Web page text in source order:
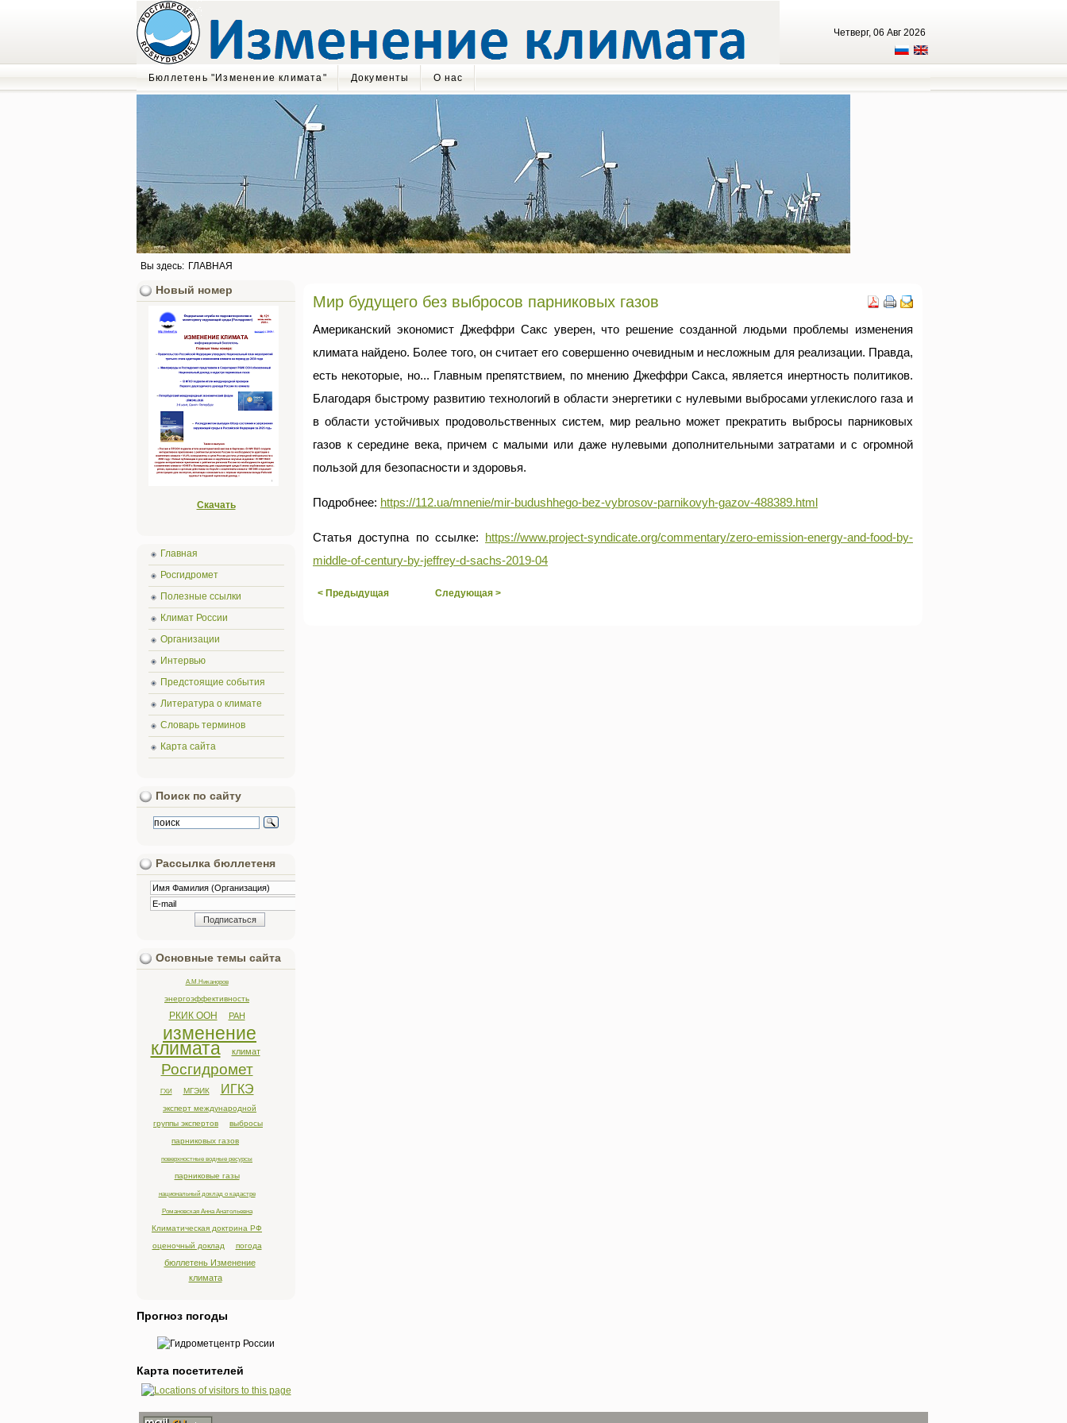
Четверг, 06 Авг 2026
Бюллетень "Изменение климата" Документы О нас
Вы здесь: ГЛАВНАЯ
Мир будущего без выбросов парниковых газов
Американский экономист Джеффри Сакс уверен, что решение созданной людьми проблемы изменения
климата найдено. Более того, он считает его совершенно очевидным и несложным для реализации. Правда,
есть некоторые, но... Главным препятствием, по мнению Джеффри Сакса, является инертность политиков.
Благодаря быстрому развитию технологий в области энергетики с нулевыми выбросами углекислого газа и
в области устойчивых продовольственных систем, мир реально может прекратить выбросы парниковых
газов к середине века, причем с малыми или даже нулевыми дополнительными затратами и с огромной
пользой для безопасности и здоровья.
Подробнее: https://112.ua/mnenie/mir-budushhego-bez-vybrosov-parnikovyh-gazov-488389.html
Статья доступна по ссылке:
https://www.project-syndicate.org/commentary/zero-emission-energy-and-food-by-
middle-of-century-by-jeffrey-d-sachs-2019-04
< Предыдущая Следующая >
Новый номер
Скачать
Главная
Росгидромет
Полезные ссылки
Климат России
Организации
Интервью
Предстоящие события
Литература о климате
Словарь терминов
Карта сайта
Поиск по сайту
Рассылка бюллетеня
Основные темы сайта
А.М.Никаноров
энергоэффективность
РКИК ООН РАН
изменение
климата климат
Росгидромет
ГХИ МГЭИК ИГКЭ
эксперт международной
группы экспертов
выбросы
парниковых газов
поверхностные водные ресурсы
парниковые газы
национальный доклад о кадастре
Романовская Анна Анатольевна
Климатическая доктрина РФ
оценочный доклад
погода
бюллетень Изменение
климата
Прогноз погоды
Карта посетителей